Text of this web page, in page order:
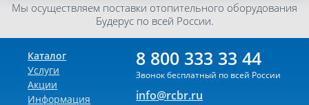
Мы осуществляем поставки отопительного оборудования
Будерус по всей России.
Каталог
Услуги
Акции
Информация
8 800 333 33 44
Звонок бесплатный по всей России
info@rcbr.ru